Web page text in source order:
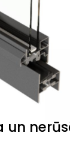
un